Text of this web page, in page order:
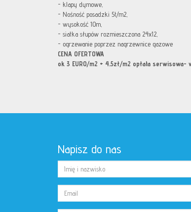
- klapy dymowe,
- Nośność posadzki 5t/m2,
- wysokość 10m,
- siatka słupów rozmieszczona 24x12,
- ogrzewanie poprzez nagrzewnice gazowe
CENA OFERTOWA
ok 3 EURO/m2 + 4,5zł/m2 opłata
Napisz do nas